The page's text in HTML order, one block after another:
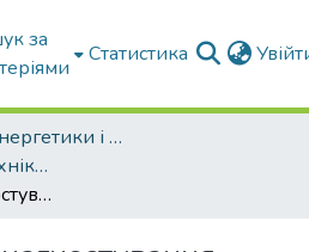
за
Статистика
Факультет Енергетики і комп'ютерних технологій
Кафедра Електротехніки і електромеханіки ім. проф. В.В. Овчарова
Тепловізійне диагностування високовольтних електродвигунів насосних станцій